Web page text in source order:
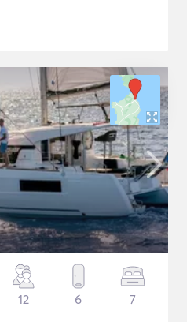
12 6 7